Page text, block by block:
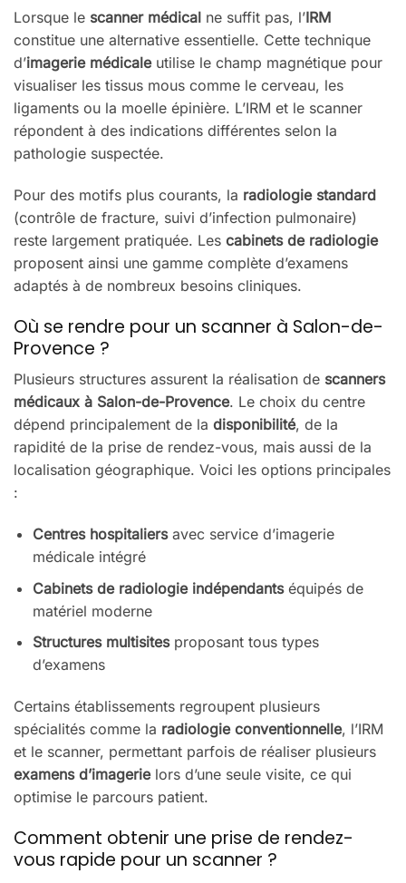
Lorsque le scanner médical ne suffit pas, l’IRM
constitue une alternative essentielle. Cette technique
d’imagerie médicaleutilise le champ magnétique pour
visualiser les tissus mous comme le cerveau, les
ligaments ou la moelle épinière. L’IRM et le scanner
répondent à des indications différentes selon la
pathologie suspectée.
Pour des motifs plus courants, la radiologie standard
(contrôle de fracture, suivi d’infection pulmonaire)
reste largement pratiquée. Les cabinets de radiologie
proposent ainsi une gamme complète d’examens
adaptés à de nombreux besoins cliniques.
Où se rendre pour un scanner à Salon-de-
Provence ?
Plusieurs structures assurent la réalisation de scanners
médicaux à Salon-de-Provence. Le choix du centre
dépend principalement de la disponibilité, de la
rapidité de la prise de rendez-vous, mais aussi de la
localisation géographique. Voici les options principales
:
Centres hospitaliersavec service d’imagerie
médicale intégré
Cabinets de radiologie indépendantséquipés de
matériel moderne
Structures multisitesproposant tous types
d’examens
Certains établissements regroupent plusieurs
spécialités comme la radiologie conventionnelle, l’IRM
et le scanner, permettant parfois de réaliser plusieurs
examens d’imagerielors d’une seule visite, ce qui
optimise le parcours patient.
Comment obtenir une prise de rendez-
vous rapide pour un scanner ?